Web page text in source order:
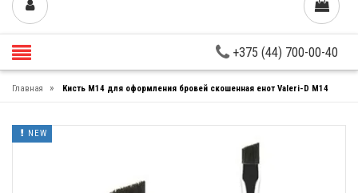
+375 (44) 700-00-40
Главная » Кисть М14 для оформления бровей скошенная енот Valeri-D М14
NEW